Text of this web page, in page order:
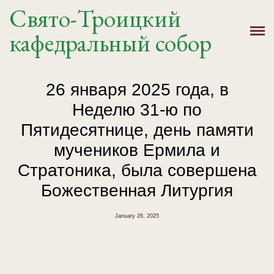
Главная
История
Расписание
Крещение, Венчание
Святыни
Свято-Троицкий
кафедральный собор
26 января 2025 года, в
Неделю 31-ю по
Пятидесятнице, день памяти
мучеников Ермила и
Стратоника, была совершена
Божественная Литургия
January 26, 2025